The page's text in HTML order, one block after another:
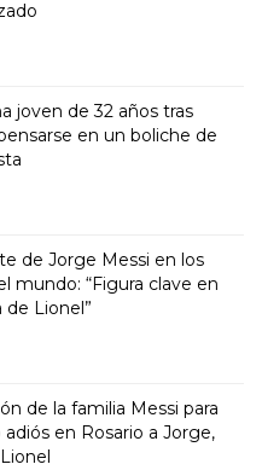
joven de 32 años tras
en un boliche de
de Jorge Messi en los
mundo: “Figura clave en
de Lionel”
de la familia Messi para
en Rosario a Jorge,